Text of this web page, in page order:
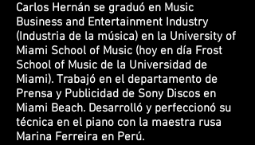
Carlos Hernán se graduó en Music
Business and Entertainment Industry
(Industria de la música) en la University of
Miami School of Music (hoy en día Frost
School of Music de la Universidad de
Miami). Trabajó en el departamento de
Prensa y Publicidad de Sony Discos en
Miami Beach. Desarrolló y perfeccionó su
técnica en el piano con la maestra rusa
Marina Ferreira en Perú.